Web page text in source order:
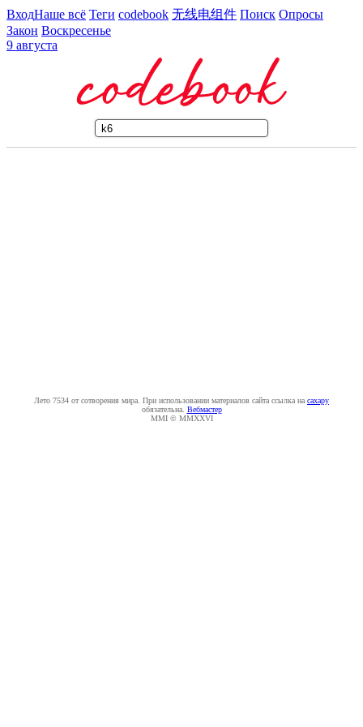
ВходНаше всё Теги codebook 无线电组件 Поиск Опросы
Закон Воскресенье
9 августа
Лето 7534 от сотворения мира. При использовании материалов сайта ссылка на caxapу
обязательна. Вебмастер
MMI © MMXXVI